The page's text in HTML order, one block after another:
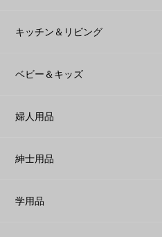
キッチン＆リビング
ベビー＆キッズ
婦人用品
紳士用品
学用品